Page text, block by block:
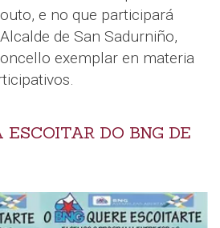
e no que participará
de San Sadurniño,
exemplar en materia
DO BNG DE